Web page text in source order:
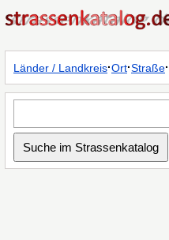
Länder / Landkreis·Ort·Straße·